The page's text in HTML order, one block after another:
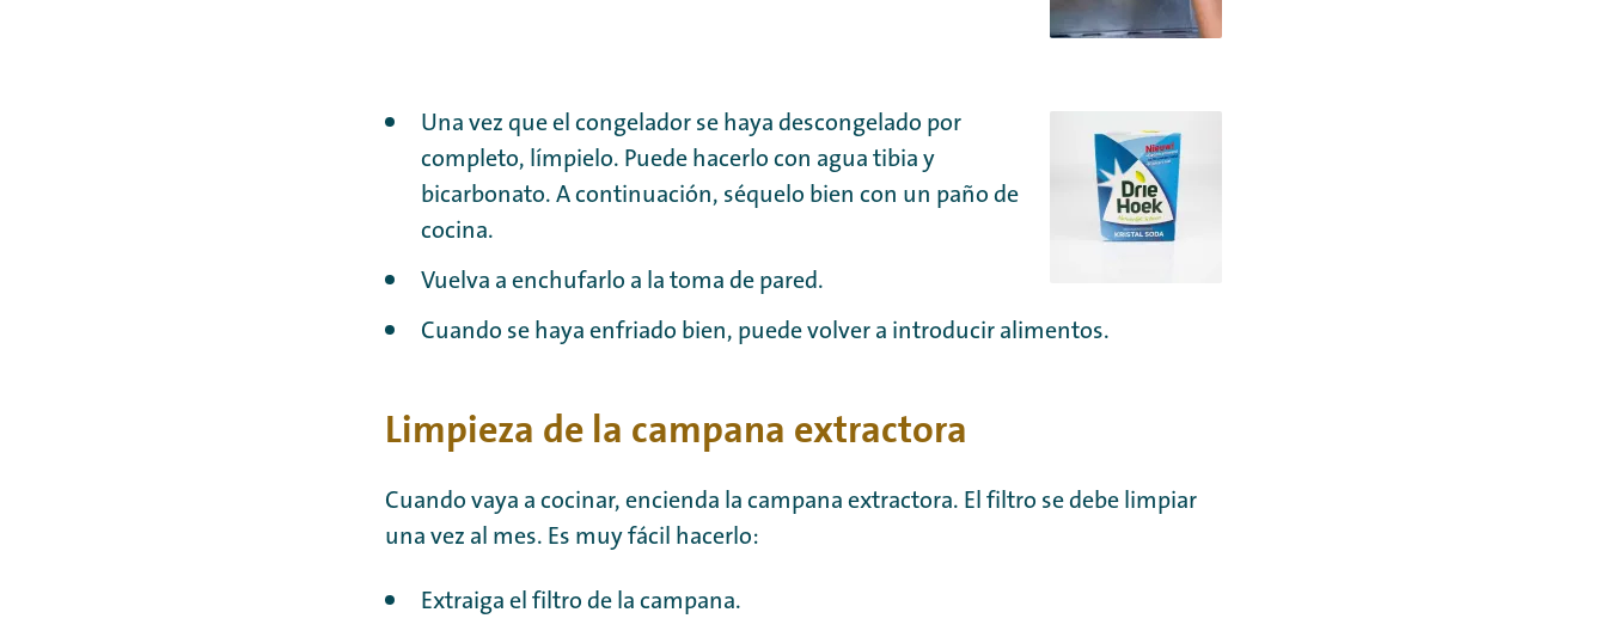
Una vez que el congelador se haya descongelado por
completo, límpielo. Puede hacerlo con agua tibia y
bicarbonato. A continuación, séquelo bien con un paño de
cocina.
Vuelva a enchufarlo a la toma de pared.
Cuando se haya enfriado bien, puede volver a introducir alimentos.
Limpieza de la campana extractora
Cuando vaya a cocinar, encienda la campana extractora. El filtro se debe limpiar
una vez al mes. Es muy fácil hacerlo:
Extraiga el filtro de la campana.